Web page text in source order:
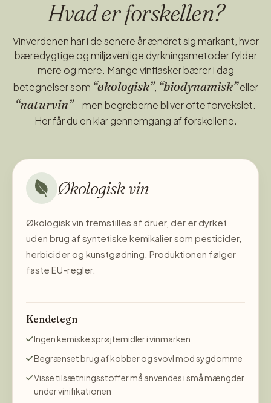
Indeholder sulfitter
Hvad er forskellen?
Vinverdenen har i de senere år ændret sig markant, hvor
bæredygtige og miljøvenlige dyrkningsmetoder fylder
mere og mere. Mange vinflasker bærer i dag
betegnelser som “økologisk”, “biodynamisk”eller
“naturvin”– men begreberne bliver ofte forvekslet.
Her får du en klar gennemgang af forskellene.
Økologisk vin
Økologisk vin fremstilles af druer, der er dyrket
uden brug af syntetiske kemikalier som pesticider,
herbicider og kunstgødning. Produktionen følger
faste EU-regler.
Kendetegn
Ingen kemiske sprøjtemidler i vinmarken
Begrænset brug af kobber og svovl mod sygdomme
Visse tilsætningsstoffer må anvendes i små mængder
under vinifikationen